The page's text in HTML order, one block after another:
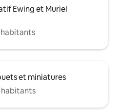
Ewing et Muriel
habitants
et miniatures
habitants